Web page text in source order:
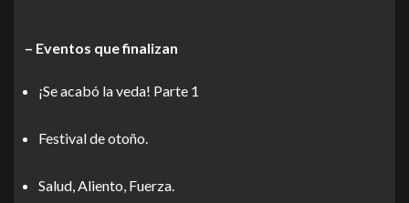
– Eventos que finalizan
¡Se acabó la veda! Parte 1
Festival de otoño.
Salud, Aliento, Fuerza.